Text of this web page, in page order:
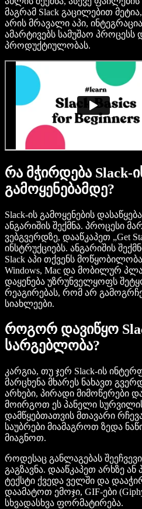
მაგრამ Slack გაცილებით
არის მრავალი აპი,
ამარტივებს სამუშაო პროცესს
პროდუქტიულობას.
რა მჭირდება Slack-
გამოყენებამდე?
Slack-ის გამოყენების
ანგარიშის შექმნა. პროცესი
ვებგვერდზე, დააწკაპეთ „Get
ინსტრუქციებს. ანგარიშის
Slack აპი თქვენს
Windows, Mac და მობილურ
დაყენება უზრუნველყოფს
რეაგირებას, რომ არ
სიახლეები.
როგორ დავიწყო
სარგებლობა?
კარგია, თუ ჯერ Slack-ის
მარცხენა მხარეს ნახავთ
არხები, პირადი მიმოწერები
მოირგოთ ეს პანელი
დამწყებთათვის მთავარი
საუბრები მიამაგროთ ზედა
მიაგნოთ.
როდესაც განლაგებას
გაგზავნა. დააწკაპეთ არხზე
ტექსტი ქვედა ველში და
დაამატოთ ემოჯი, GIF-ები
სხვადასხვა ფორმატირება.